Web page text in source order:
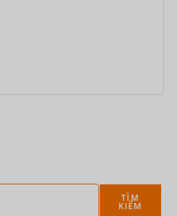
TÌM
KIẾM